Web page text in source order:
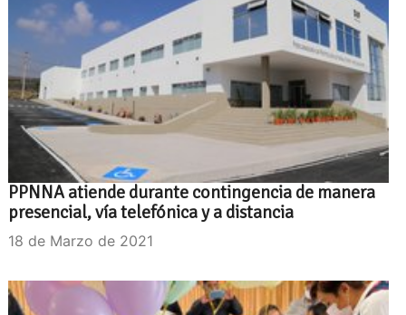
PPNNA atiende durante contingencia de manera
presencial, vía telefónica y a distancia
18 de Marzo de 2021